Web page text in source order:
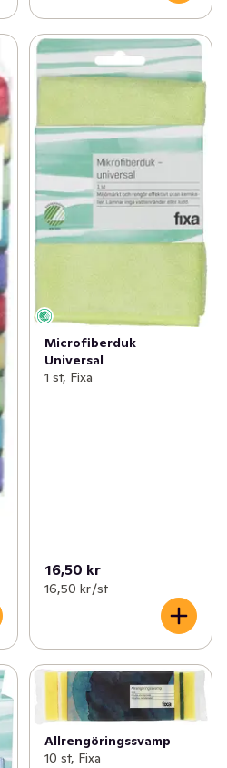
Microfiberduk
Universal
1 st, Fixa
16,50 kr
16,50 kr /st
Allrengöringssvamp
10 st, Fixa